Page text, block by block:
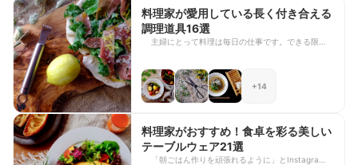
料理家が愛用している長く付き合える
調理道具16選
主婦にとって料理は毎日の仕事です。できる限り手
だ料理も優秀な調理道具があれば、思っているより
簡単にできますよ。 調理道具は気に入ったものを
見つけて、大切に長くつき合いたいもの。そこで今
に入りの道具たちをご紹介させていただきます。い
つものメニューが格段に美味しくなることうけあい
です！
+14
料理家がおすすめ！食卓を彩る美しい
テーブルウェア21選
「朝ごはん作りを頑張れるように」とInstagramに